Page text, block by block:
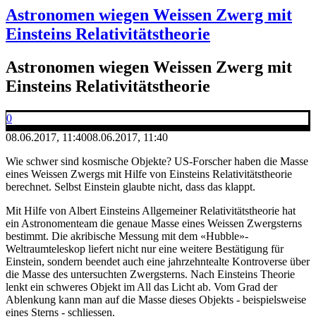
Astronomen wiegen Weissen Zwerg mit
Einsteins Relativitätstheorie
Astronomen wiegen Weissen Zwerg mit
Einsteins Relativitätstheorie
0
08.06.2017, 11:4008.06.2017, 11:40
Wie schwer sind kosmische Objekte? US-Forscher haben die Masse
eines Weissen Zwergs mit Hilfe von Einsteins Relativitätstheorie
berechnet. Selbst Einstein glaubte nicht, dass das klappt.
Mit Hilfe von Albert Einsteins Allgemeiner Relativitätstheorie hat
ein Astronomenteam die genaue Masse eines Weissen Zwergsterns
bestimmt. Die akribische Messung mit dem «Hubble»-
Weltraumteleskop liefert nicht nur eine weitere Bestätigung für
Einstein, sondern beendet auch eine jahrzehntealte Kontroverse über
die Masse des untersuchten Zwergsterns. Nach Einsteins Theorie
lenkt ein schweres Objekt im All das Licht ab. Vom Grad der
Ablenkung kann man auf die Masse dieses Objekts - beispielsweise
eines Sterns - schliessen.